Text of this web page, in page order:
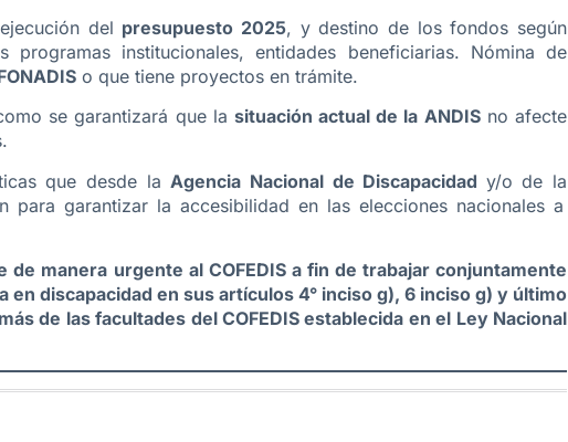
del presupuesto 2025, y destino de los fondos según
institucionales, entidades beneficiarias. Nómina de
o que tiene proyectos en trámite.
se garantizará que la situación actual de la ANDISno afecte
que desde la Agencia Nacional de Discapacidad y/o de la
para garantizar la accesibilidad en las elecciones nacionales a
manera urgente al COFEDIS a fin de trabajar conjuntamente
discapacidad en sus artículos 4° inciso g), 6 inciso g) y último
de las facultades del COFEDIS establecida en el Ley Nacional